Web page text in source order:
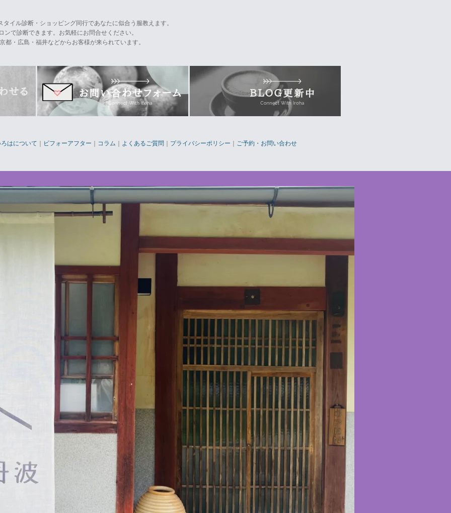
イル診断・ショッピング同行であなたに似合う服教えます。
で診断できます。お気軽にお問合せください。
・広島・福井などからお客様が来られています。
ろはについて ｜ ビフォーアフター ｜ コラム ｜ よくあるご質問 ｜ プライバシーポリシー ｜ ご予約・お問い合わせ